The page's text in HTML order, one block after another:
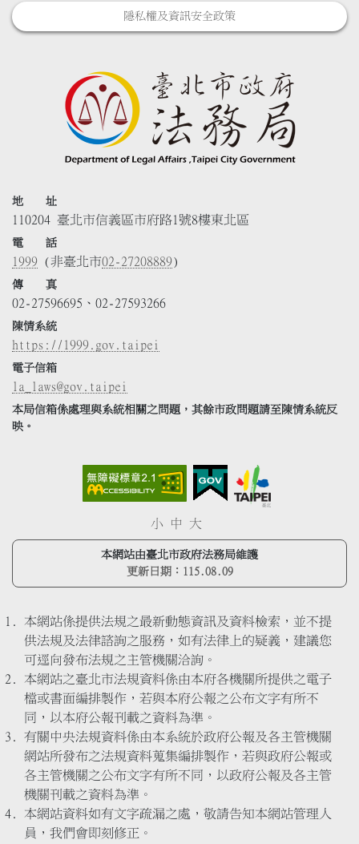
隱私權及資訊安全政策
地 址
110204 臺北市信義區市府路1號8樓東北區
電 話
1999 (非臺北市02-27208889)
傳 真
02-27596695、02-27593266
陳情系統
https://1999.gov.taipei
電子信箱
la_laws@gov.taipei
本局信箱係處理與系統相關之問題，其餘市政問題請至陳情系統反
映。
小 中 大
本網站由臺北市政府法務局維護
更新日期： 115.08.09
本網站係提供法規之最新動態資訊及資料檢索，並不提
供法規及法律諮詢之服務，如有法律上的疑義，建議您
可逕向發布法規之主管機關洽詢。
本網站之臺北市法規資料係由本府各機關所提供之電子
檔或書面編排製作，若與本府公報之公布文字有所不
同，以本府公報刊載之資料為準。
有關中央法規資料係由本系統於政府公報及各主管機關
網站所發布之法規資料蒐集編排製作，若與政府公報或
各主管機關之公布文字有所不同，以政府公報及各主管
機關刊載之資料為準。
本網站資料如有文字疏漏之處，敬請告知本網站管理人
員，我們會即刻修正。